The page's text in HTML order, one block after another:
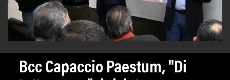
Bcc Capaccio Paestum, "Di